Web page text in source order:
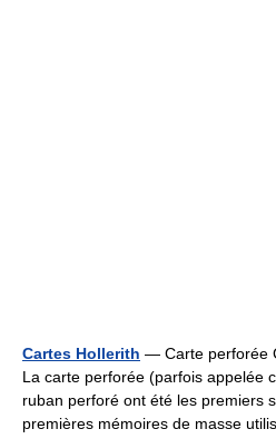
Cartes Hollerith — Carte perforée
La carte perforée (parfois appelée
ruban perforé ont été les premiers
premières mémoires de masse